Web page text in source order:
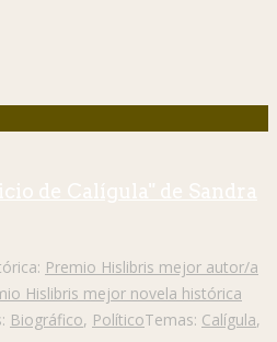
de Calígula" de Sandra
Premio Hislibris mejor autor/a
Hislibris mejor novela histórica
Biográfico, PolíticoTemas: Calígula,